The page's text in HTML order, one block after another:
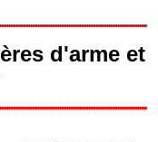
d'arme et